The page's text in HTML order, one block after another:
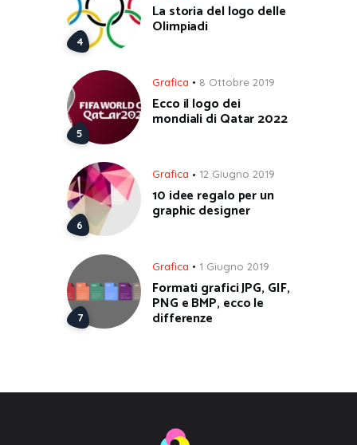
La storia del logo delle
Olimpiadi
Grafica 8 Ottobre 2019
Ecco il logo dei
mondiali di Qatar 2022
Grafica 12 Giugno 2019
10 idee regalo per un
graphic designer
Grafica 1 Giugno 2019
Formati grafici JPG, GIF,
PNG e BMP, ecco le
differenze